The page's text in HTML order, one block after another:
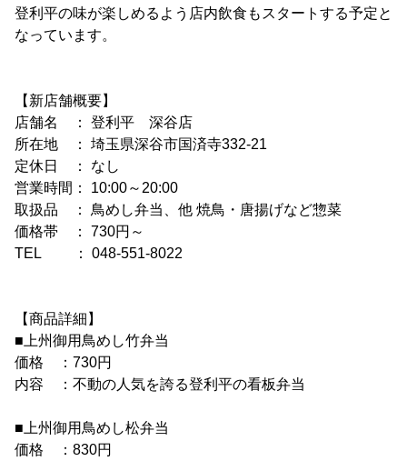
登利平の味が楽しめるよう店内飲食もスタートする予定と
なっています。
【新店舗概要】
店舗名 ： 登利平 深谷店
所在地 ： 埼玉県深谷市国済寺332-21
定休日 ： なし
営業時間： 10:00～20:00
取扱品 ： 鳥めし弁当、他 焼鳥・唐揚げなど惣菜
価格帯 ： 730円～
TEL ： 048-551-8022
【商品詳細】
■上州御用鳥めし竹弁当
価格 ：730円
内容 ：不動の人気を誇る登利平の看板弁当
■上州御用鳥めし松弁当
価格 ：830円